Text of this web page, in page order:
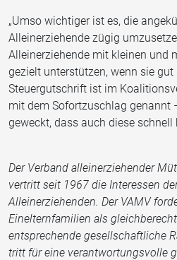
„Umso wichtiger ist es, die
Alleinerziehende zügig
Alleinerziehende mit kleinen und
gezielt unterstützen, wenn sie
Steuergutschrift ist im
mit dem Sofortzuschlag genannt
geweckt, dass auch diese
Der Verband alleinerziehender
vertritt seit 1967 die Interessen
Alleinerziehenden. Der VAMV
Einelternfamilien als
entsprechende gesellschaftliche
tritt für eine verantwortungsvolle